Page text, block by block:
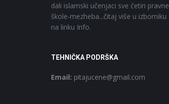
dali islamski učenjaci sve četiri pravne
škole-mezheba...čitaj više u izborniku
na linku Info.
TEHNIČKA PODRŠKA
Email: pitajucene@gmail.com